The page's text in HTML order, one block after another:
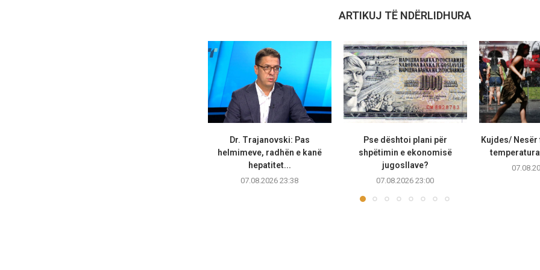
ARTIKUJ TË NDËRLIDHURA
Dr. Trajanovski: Pas
helmimeve, radhën e kanë
hepatitet...
07.08.2026 23:38
Pse dështoi plani për
shpëtimin e ekonomisë
jugosllave?
07.08.2026 23:00
Kujdes/